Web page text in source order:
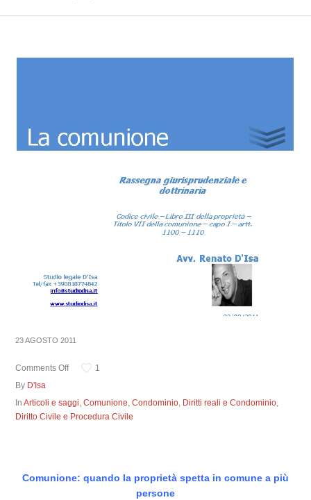
23 AGOSTO 2011
Comments Off
1
By D'Isa
InArticoli e saggi,Comunione,Condominio, Diritti reali e Condominio,
Diritto Civile e Procedura Civile
Comunione: quando la proprietà spetta in comune a più
persone